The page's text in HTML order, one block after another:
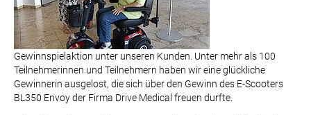
Gewinnspielaktion unter unseren Kunden. Unter mehr als 100
Teilnehmerinnen und Teilnehmern haben wir eine glückliche
Gewinnerin ausgelost, die sich über den Gewinn des E-Scooters
BL350 Envoy der Firma Drive Medical freuen durfte.